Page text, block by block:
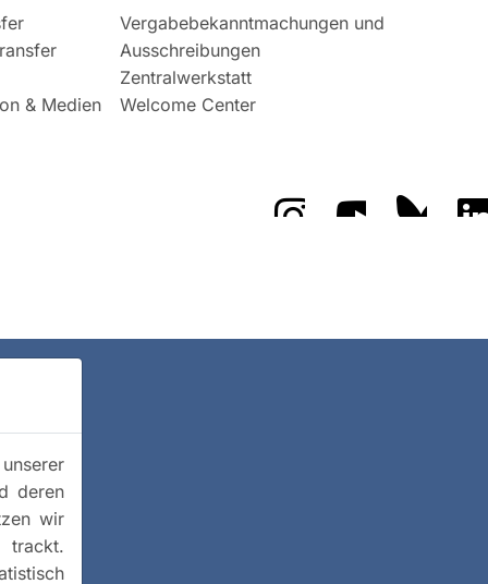
& Medien
Vergabebekanntmachungen und
Ausschreibungen
Zentralwerkstatt
Welcome Center
Das GFZ aufDas GFZ auf
Das
deren
wir
trackt.